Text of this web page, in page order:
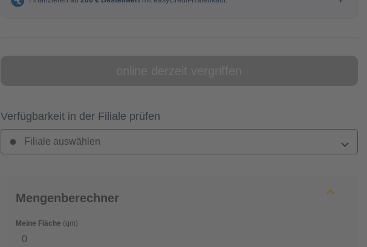
Verfügbarkeit in der Filiale prüfen
Filiale auswählen
Mengenberechner
Meine Fläche (qm)